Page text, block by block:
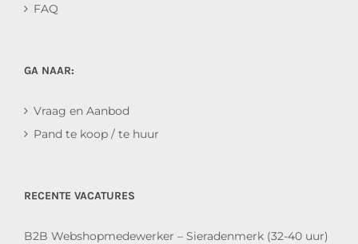
FAQ
GA NAAR:
Vraag en Aanbod
Pand te koop / te huur
RECENTE VACATURES
B2B Webshopmedewerker – Sieradenmerk (32-40 uur)